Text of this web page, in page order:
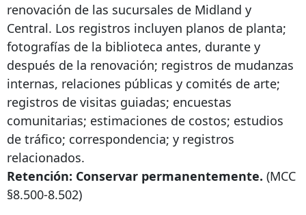
renovación de las sucursales de Midland y
Central. Los registros incluyen planos de planta;
fotografías de la biblioteca antes, durante y
después de la renovación; registros de mudanzas
internas, relaciones públicas y comités de arte;
registros de visitas guiadas; encuestas
comunitarias; estimaciones de costos; estudios
de tráfico; correspondencia; y registros
relacionados.
Retención: Conservar permanentemente. (MCC
§8.500-8.502)